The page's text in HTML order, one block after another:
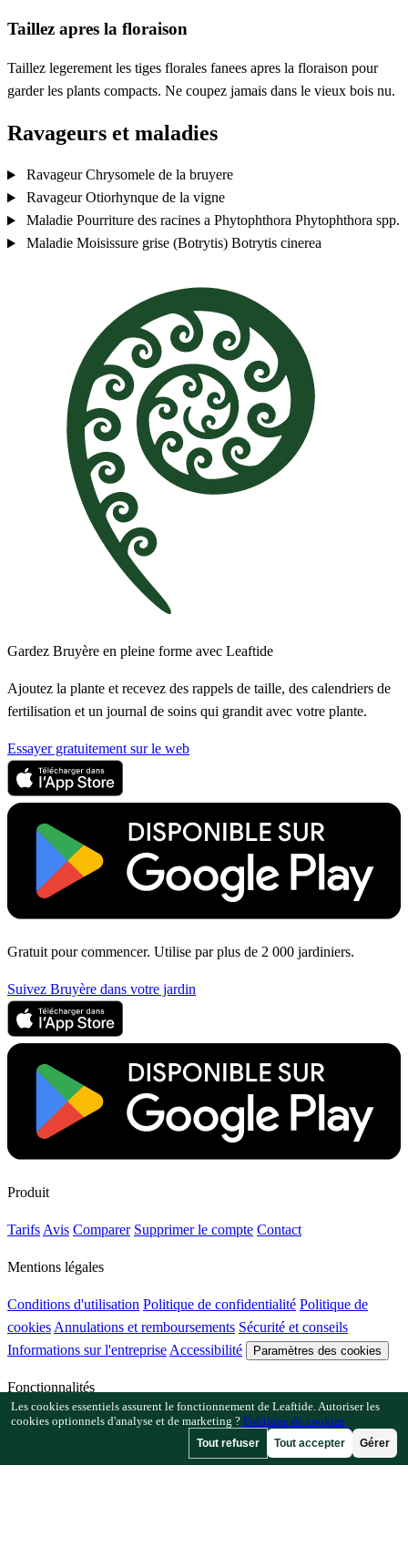
Taillez apres la floraison
Taillez legerement les tiges florales fanees apres la floraison pour
garder les plants compacts. Ne coupez jamais dans le vieux bois nu.
Ravageurs et maladies
RavageurChrysomele de la bruyere
RavageurOtiorhynque de la vigne
Maladie Pourriture des racines a Phytophthora Phytophthora spp.
Maladie Moisissure grise (Botrytis) Botrytis cinerea
Gardez Bruyère en pleine forme avec Leaftide
Ajoutez la plante et recevez des rappels de taille, des calendriers de
fertilisation et un journal de soins qui grandit avec votre plante.
Essayer gratuitement sur le web
Gratuit pour commencer. Utilise par plus de 2 000 jardiniers.
Suivez Bruyère dans votre jardin
Produit
Tarifs Avis Comparer Supprimer le compte Contact
Mentions légales
Conditions d'utilisation Politique de confidentialité Politique de
cookies Annulations et remboursements Sécurité et conseils
Informations sur l'entreprise Accessibilité Paramètres des cookies
Fonctionnalités
Comment Leaftide fonctionne Guide du planificateur Bibliothèque
Les cookies essentiels assurent le fonctionnement de Leaftide. Autoriser les
cookies optionnels d'analyse et de marketing ? Politique de cookies
Tout refuser Tout accepter Gérer